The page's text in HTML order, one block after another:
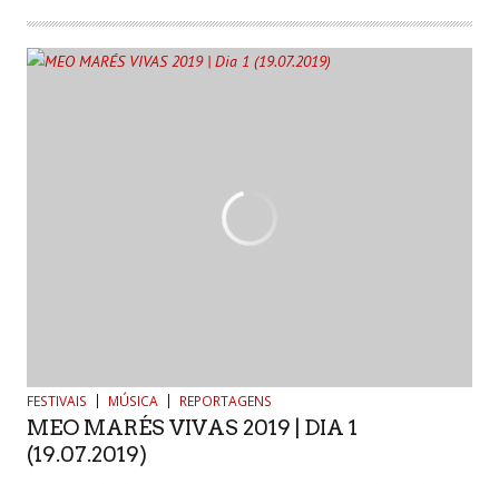
FESTIVAIS MÚSICA REPORTAGENS
MEO MARÉS VIVAS 2019 | DIA 1
(19.07.2019)